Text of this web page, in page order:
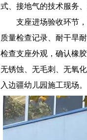
式、接地气的技术服务
支座进场验收环节
质量检查记录、耐干旱
检查支座外观，确认橡
无锈蚀、无毛刺、无氧
入边疆幼儿园施工现场。